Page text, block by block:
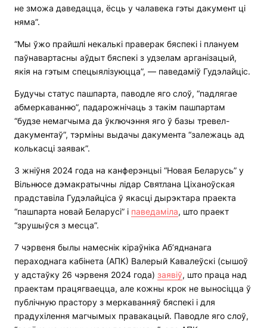
не зможа даведацца, ёсць у чалавека гэты дакумент ці
няма”.
“Мы ўжо прайшлі некалькі праверак бяспекі і плануем
паўнавартасны аўдыт бяспекі з удзелам арганізацый,
якія на гэтым спецыялізуюцца”, — паведаміў Гудэлайціс.
Будучы статус пашпарта, паводле яго слоў, “падлягае
абмеркаванню”, падарожнічаць з такім пашпартам
“будзе немагчыма да ўключэння яго ў базы тревел-
дакументаў”, тэрміны выдачы дакумента “залежаць ад
колькасці заявак”.
3 жніўня 2024 года на канферэнцыі “Новая Беларусь” у
Вільнюсе дэмакратычны лідар Святлана Ціханоўская
прадставіла Гудэлайціса ў якасці дырэктара праекта
“пашпарта новай Беларусі” і паведаміла, што праект
“зрушыўся з месца”.
7 чэрвеня былы намеснік кіраўніка Аб’яднанага
пераходнага кабінета (АПК) Валерый Кавалеўскі (сышоў
у адстаўку 26 чэрвеня 2024 года) заявіў, што праца над
праектам працягваецца, але кожны крок не выносіцца ў
публічную прастору з меркаванняў бяспекі і для
прадухілення магчымых правакацый. Паводле яго слоў,